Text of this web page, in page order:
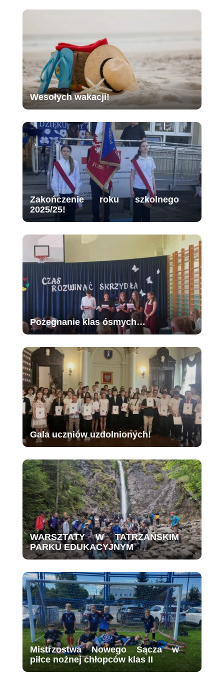
Wesołych wakacji!
Zakończenie roku szkolnego
2025/25!
Pożegnanie klas ósmych…
Gala uczniów uzdolnionych!
WARSZTATY W TATRZAŃSKIM
PARKU EDUKACYJNYM
Mistrzostwa Nowego Sącza w
piłce nożnej chłopców klas II